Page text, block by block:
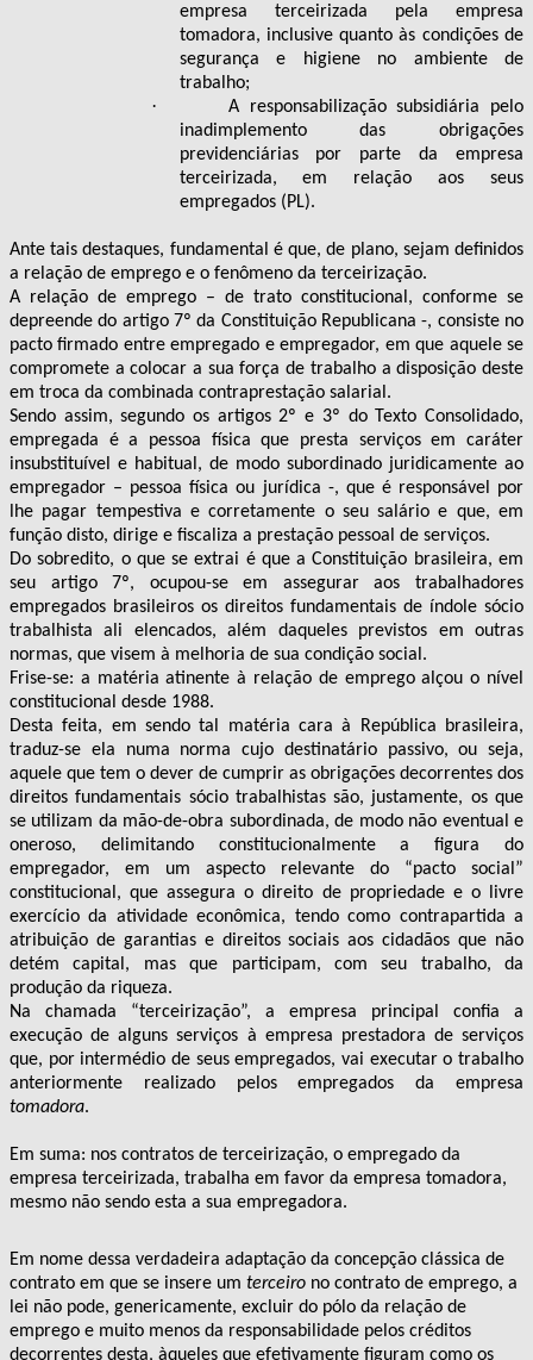
empresa terceirizada pela empresa
tomadora, inclusive quanto às condições de
segurança e higiene no ambiente de
trabalho;
·
A responsabilização subsidiária pelo
inadimplemento das obrigações
previdenciárias por parte da empresa
terceirizada, em relação aos seus
empregados (PL).
Ante tais destaques, fundamental é que, de plano, sejam definidos
a relação de emprego e o fenômeno da terceirização.
A relação de emprego – de trato constitucional, conforme se
depreende do artigo 7º da Constituição Republicana -, consiste no
pacto firmado entre empregado e empregador, em que aquele se
compromete a colocar a sua força de trabalho a disposição deste
em troca da combinada contraprestação salarial.
Sendo assim, segundo os artigos 2º e 3º do Texto Consolidado,
empregada é a pessoa física que presta serviços em caráter
insubstituível e habitual, de modo subordinado juridicamente ao
empregador – pessoa física ou jurídica -, que é responsável por
lhe pagar tempestiva e corretamente o seu salário e que, em
função disto, dirige e fiscaliza a prestação pessoal de serviços.
Do sobredito, o que se extrai é que a Constituição brasileira, em
seu artigo 7º, ocupou-se em assegurar aos trabalhadores
empregados brasileiros os direitos fundamentais de índole sócio
trabalhista ali elencados, além daqueles previstos em outras
normas, que visem à melhoria de sua condição social.
Frise-se: a matéria atinente à relação de emprego alçou o nível
constitucional desde 1988.
Desta feita, em sendo tal matéria cara à República brasileira,
traduz-se ela numa norma cujo destinatário passivo, ou seja,
aquele que tem o dever de cumprir as obrigações decorrentes dos
direitos fundamentais sócio trabalhistas são, justamente, os que
se utilizam da mão-de-obra subordinada, de modo não eventual e
oneroso, delimitando constitucionalmente a figura do
empregador, em um aspecto relevante do “pacto social”
constitucional, que assegura o direito de propriedade e o livre
exercício da atividade econômica, tendo como contrapartida a
atribuição de garantias e direitos sociais aos cidadãos que não
detém capital, mas que participam, com seu trabalho, da
produção da riqueza.
Na chamada “terceirização”, a empresa principal confia a
execução de alguns serviços à empresa prestadora de serviços
que, por intermédio de seus empregados, vai executar o trabalho
anteriormente realizado pelos empregados da empresa
tomadora.
Em suma: nos contratos de terceirização, o empregado da
empresa terceirizada, trabalha em favor da empresa tomadora,
mesmo não sendo esta a sua empregadora.
Em nome dessa verdadeira adaptação da concepção clássica de
contrato em que se insere um terceiro no contrato de emprego, a
lei não pode, genericamente, excluir do pólo da relação de
emprego e muito menos da responsabilidade pelos créditos
decorrentes desta, àqueles que efetivamente figuram como os